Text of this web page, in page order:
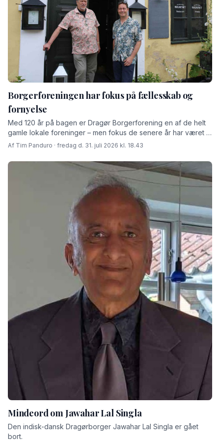
Borgerforeningen har fokus på fællesskab og
fornyelse
Med 120 år på bagen er Dragør Borgerforening en af de helt
gamle lokale foreninger – men fokus de senere år har været at
skabe rammer for fremtiden fortæller den afgåede formand
Af Tim Panduro · fredag d. 31. juli 2026 kl. 18.43
Mindeord om Jawahar Lal Singla
Den indisk-dansk Dragørborger Jawahar Lal Singla er gået
bort.